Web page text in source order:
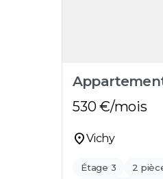
530€/mois
location_onVichy
Étage 3
2